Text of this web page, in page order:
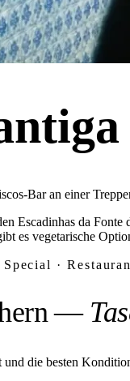
Bar an einer
Escadinhas da
es vegetarische
·
—
und die besten